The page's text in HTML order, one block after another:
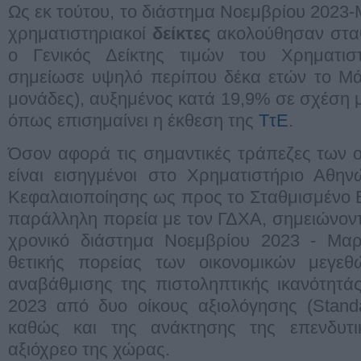
Ως εκ τούτου, το διάστημα Νοεμβρίου 2023-
χρηματιστηριακοί δείκτες ακολούθησαν
ο Γενικός Δείκτης τιμών του
σημείωσε υψηλό περίπου δέκα ετών το
μονάδες), αυξημένος κατά 19,9% σε σχέση
όπως επισημαίνει η έκθεση της ΤτΕ.
Όσον αφορά τις σημαντικές τράπεζες των
είναι εισηγμένοι στο Χρηματιστήριο
Κεφαλαιοποίησης ως προς το Σταθμισμένο
παράλληλη πορεία με τον ΓΔΧΑ,
χρονικό διάστημα Νοεμβρίου 2023 -
θετικής πορείας των οικονομικών
αναβάθμισης της πιστοληπτικής
2023 από δυο οίκους αξιολόγησης
καθώς και της ανάκτησης της
αξιόχρεο της χώρας.